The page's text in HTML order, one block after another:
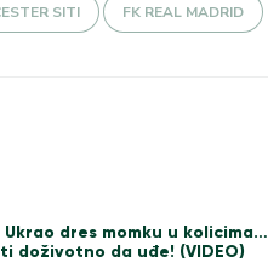
SITI FK REAL MADRID
Ukrao dres momku u kolicima…
doživotno da uđe! (VIDEO)